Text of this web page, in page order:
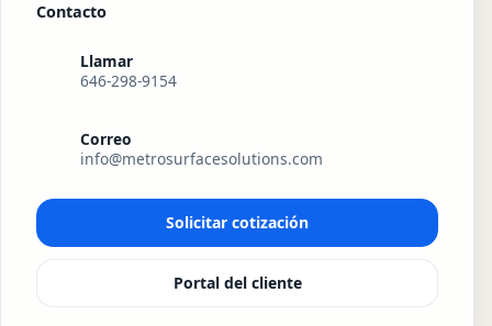
Contacto
Llamar
646-298-9154
Correo
info@metrosurfacesolutions.com
Solicitar cotización
Portal del cliente